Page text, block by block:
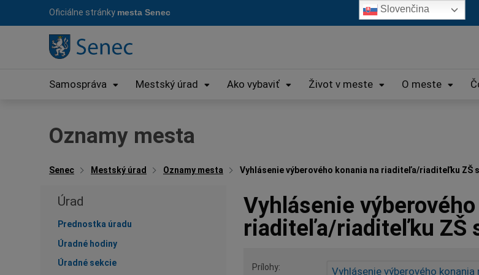
Oficiálne stránky mesta Senec
Samospráva Mestský úrad Ako vybaviť Život v meste O meste
Oznamy mesta
Senec Mestský úrad Oznamy mesta Vyhlásenie výberového konania na riaditeľa/riaditeľku ZŠ
Úrad
Prednostka úradu
Úradné hodiny
Úradné sekcie
Vyhlásenie
riaditeľa/riaditeľku ZŠ
Prílohy
Vyhlásenie výberového
Slovenčina